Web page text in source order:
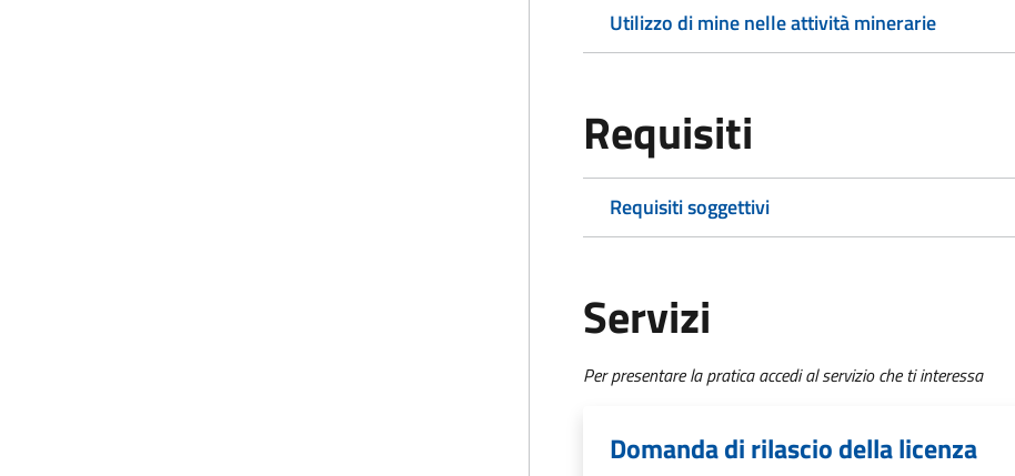
Utilizzo di mine nelle attività minerarie
Requisiti
Requisiti soggettivi
Servizi
Per presentare la pratica accedi al servizio che ti interessa
Domanda di rilascio della licenza